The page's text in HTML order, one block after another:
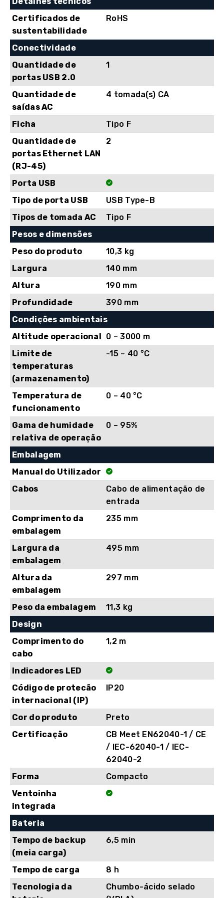
Sockets,
Linha
interactiva
Certificados de
sustentabilidade
RoHS
Conectividade
Quantidade de
portas USB 2.0
1
Quantidade de
saídas AC
4 tomada(s) CA
Ficha
Tipo F
Quantidade de
portas Ethernet LAN
(RJ-45)
2
Porta USB
Tipo de porta USB
USB Type-B
Tipos de tomada AC
Tipo F
Pesos e dimensões
Peso do produto
10,3 kg
Largura
140 mm
Altura
190 mm
Profundidade
390 mm
Condições ambientais
Altitude operacional
0 – 3000 m
Limite de
temperaturas
(armazenamento)
-15 – 40 °C
Temperatura de
funcionamento
0 – 40 °C
Gama de humidade
relativa de operação
0 – 95%
Embalagem
Manual do Utilizador
Cabos
Cabo de alimentação de
entrada
Comprimento da
embalagem
235 mm
Largura da
embalagem
495 mm
Altura da
embalagem
297 mm
Peso da embalagem
11,3 kg
Design
Comprimento do
cabo
1,2 m
Indicadores LED
Código de protecão
internacional (IP)
IP20
Cor do produto
Preto
Certificação
CB Meet EN62040-1 / CE
/ IEC-62040-1 / IEC-
62040-2
Forma
Compacto
Ventoinha
integrada
Bateria
Tempo de backup
(meia carga)
6,5 min
Tempo de carga
8 h
Tecnologia da
Chumbo-ácido selado